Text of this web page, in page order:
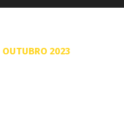
OUTUBRO 2023